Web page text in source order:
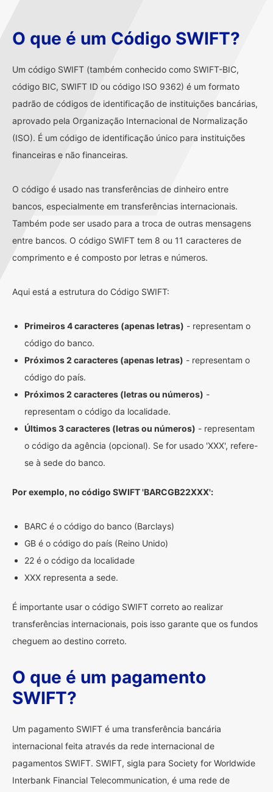
O que é um Código SWIFT?
Um código SWIFT (também conhecido como SWIFT-BIC,
código BIC, SWIFT ID ou código ISO 9362) é um formato
padrão de códigos de identificação de instituições bancárias,
aprovado pela Organização Internacional de Normalização
(ISO). É um código de identificação único para instituições
financeiras e não financeiras.
O código é usado nas transferências de dinheiro entre
bancos, especialmente em transferências internacionais.
Também pode ser usado para a troca de outras mensagens
entre bancos. O código SWIFT tem 8 ou 11 caracteres de
comprimento e é composto por letras e números.
Aqui está a estrutura do Código SWIFT:
Primeiros 4 caracteres (apenas letras) - representam o
código do banco.
Próximos 2 caracteres (apenas letras) - representam o
código do país.
Próximos 2 caracteres (letras ou números) -
representam o código da localidade.
Últimos 3 caracteres (letras ou números) - representam
o código da agência (opcional). Se for usado 'XXX', refere-
se à sede do banco.
Por exemplo, no código SWIFT 'BARCGB22XXX':
BARC é o código do banco (Barclays)
GB é o código do país (Reino Unido)
22 é o código da localidade
XXX representa a sede.
É importante usar o código SWIFT correto ao realizar
transferências internacionais, pois isso garante que os fundos
cheguem ao destino correto.
O que é um pagamento
SWIFT?
Um pagamento SWIFT é uma transferência bancária
internacional feita através da rede internacional de
pagamentos SWIFT. SWIFT, sigla para Society for Worldwide
Interbank Financial Telecommunication, é uma rede de